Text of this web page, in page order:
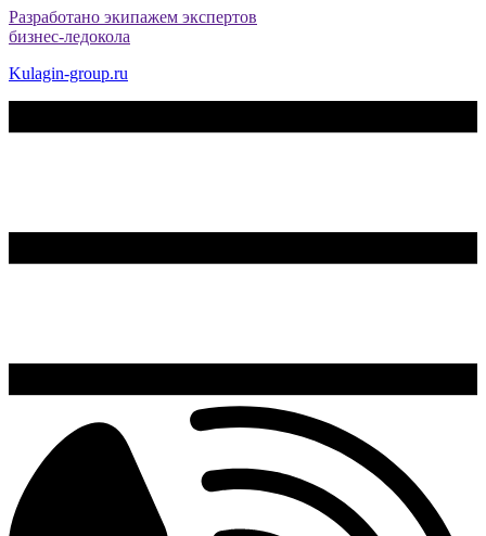
Разработано экипажем экспертов
бизнес-ледокола
Kulagin-group.ru